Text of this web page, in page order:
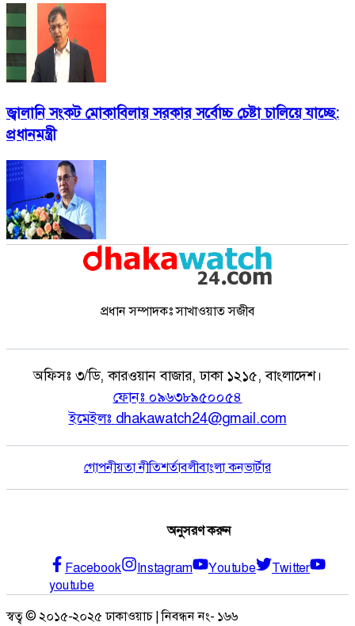
জ্বালানি সংকট মোকাবিলায় সরকার সর্বোচ্চ চেষ্টা চালিয়ে যাচ্ছে:
প্রধানমন্ত্রী
প্রধান সম্পাদকঃ সাখাওয়াত সজীব
অফিসঃ ৩/ডি, কারওয়ান বাজার, ঢাকা ১২১৫, বাংলাদেশ।
ফোনঃ ০৯৬৩৮৯৫০০৫৪
ইমেইলঃ dhakawatch24@gmail.com
গোপনীয়তা নীতিশর্তাবলীবাংলা কনভার্টার
অনুসরণ করুন
Facebook Instagram Youtube
Twitter
youtube
স্বত্ব © ২০১৫-২০২৫ ঢাকাওয়াচ | নিবন্ধন নং- ১৬৬